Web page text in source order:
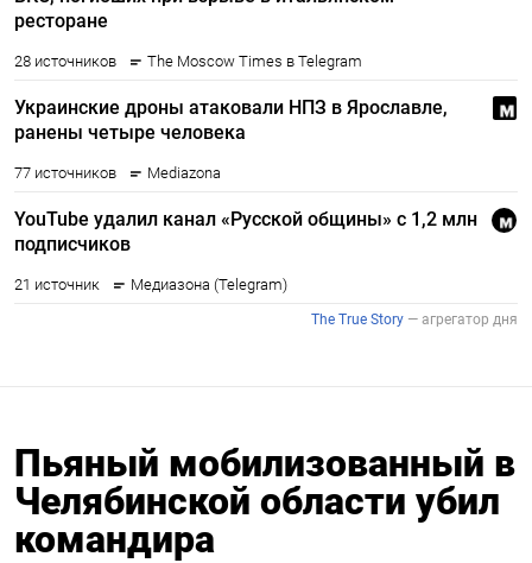
Пьяный мобилизованный в
Челябинской области убил
командира